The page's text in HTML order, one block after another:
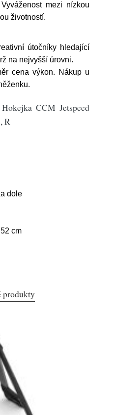
mezi nízkou
životností.
útočníky hledající
na nejvyšší úrovni.
cena výkon. Nákup u
CCM Jetspeed
R
dole
cm
produkty